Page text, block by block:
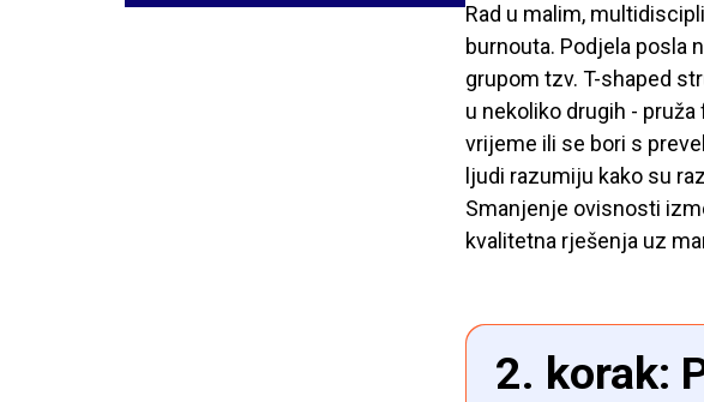
Rad u malim,
burnouta. Podjela posla
grupom tzv. T-shaped
u nekoliko drugih -
vrijeme ili se bori s
ljudi razumiju kako su
Smanjenje ovisnosti
kvalitetna rješenja uz
2. korak: